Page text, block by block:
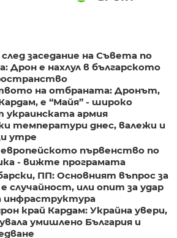
заседание на Съвета по
Дрон е нахлул в българското
на отбраната: Дронът,
е “Майя” - широко
украинската армия
температури днес, валежи и
утре
европейското първенство по
- вижте програмата
ПП: Основният въпрос за
случайност, или опит за удар
инфраструктура
край Кардам: Украйна увери,
умишлено България и